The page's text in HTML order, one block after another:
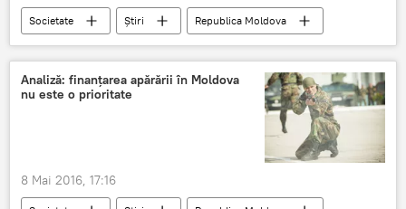
Societate Știri
Republica Moldova
9 mai
veterani
Chișinău
ziua victoriei
ajutor material
Analiză: finanţarea apărării în Moldova
nu este o prioritate
8 Mai 2016, 17:16